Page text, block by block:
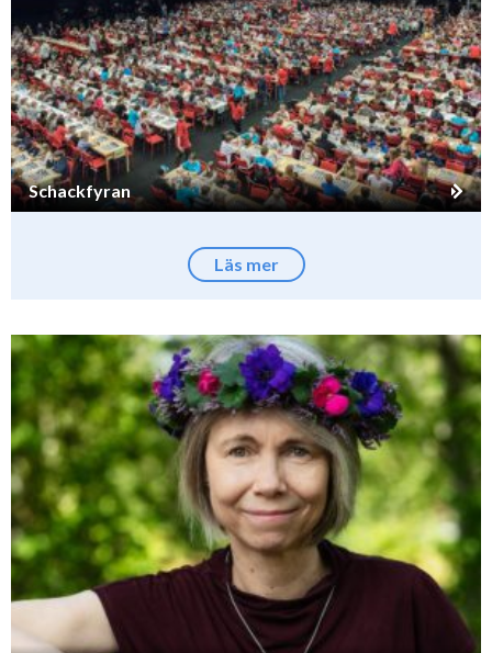
Schackfyran
Läs mer